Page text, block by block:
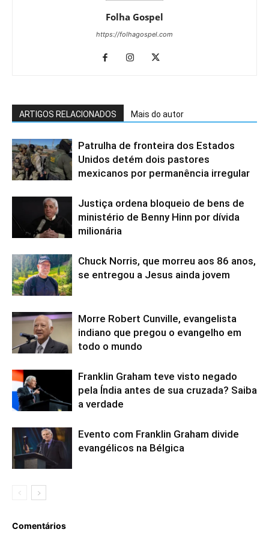
Folha Gospel
https://folhagospel.com
ARTIGOS RELACIONADOS Mais do autor
Patrulha de fronteira dos Estados
Unidos detém dois pastores
mexicanos por permanência irregular
Justiça ordena bloqueio de bens de
ministério de Benny Hinn por dívida
milionária
Chuck Norris, que morreu aos 86 anos,
se entregou a Jesus ainda jovem
Morre Robert Cunville, evangelista
indiano que pregou o evangelho em
todo o mundo
Franklin Graham teve visto negado
pela Índia antes de sua cruzada? Saiba
a verdade
Evento com Franklin Graham divide
evangélicos na Bélgica
Comentários